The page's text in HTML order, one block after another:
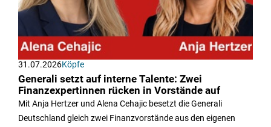
31.07.2026Köpfe
Generali setzt auf interne Talente: Zwei
Finanzexpertinnen rücken in Vorstände auf
Mit Anja Hertzer und Alena Cehajic besetzt die Generali
Deutschland gleich zwei Finanzvorstände aus den eigenen